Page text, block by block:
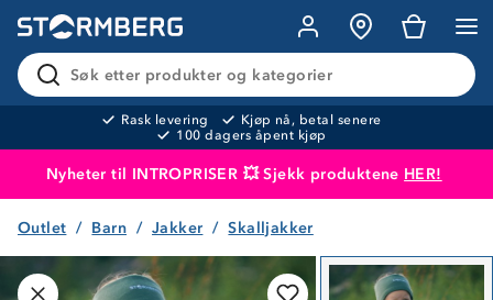
Søk etter produkter og kategorier
Rask levering
Kjøp nå, betal senere
100 dagers åpent kjøp
Nyheter til INTROPRISER 💥 Sjekk produktene HER!
Produktet er lagt i handlekurven
Outlet Barn Jakker Skalljakker